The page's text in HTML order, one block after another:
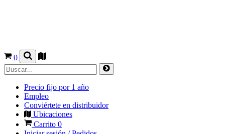
0
Precio fijo por 1 año
Empleo
Conviértete en distribuidor
Ubicaciones
Carrito 0